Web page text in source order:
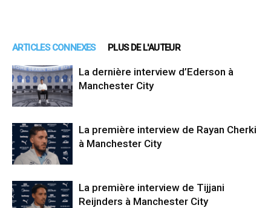
ARTICLES CONNEXES PLUS DE L'AUTEUR
La dernière interview d’Ederson à
Manchester City
La première interview de Rayan Cherki
à Manchester City
La première interview de Tijjani
Reijnders à Manchester City